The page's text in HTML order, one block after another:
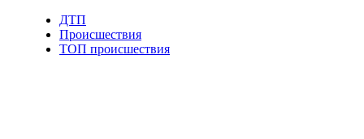
ДТП
Происшествия
ТОП происшествия